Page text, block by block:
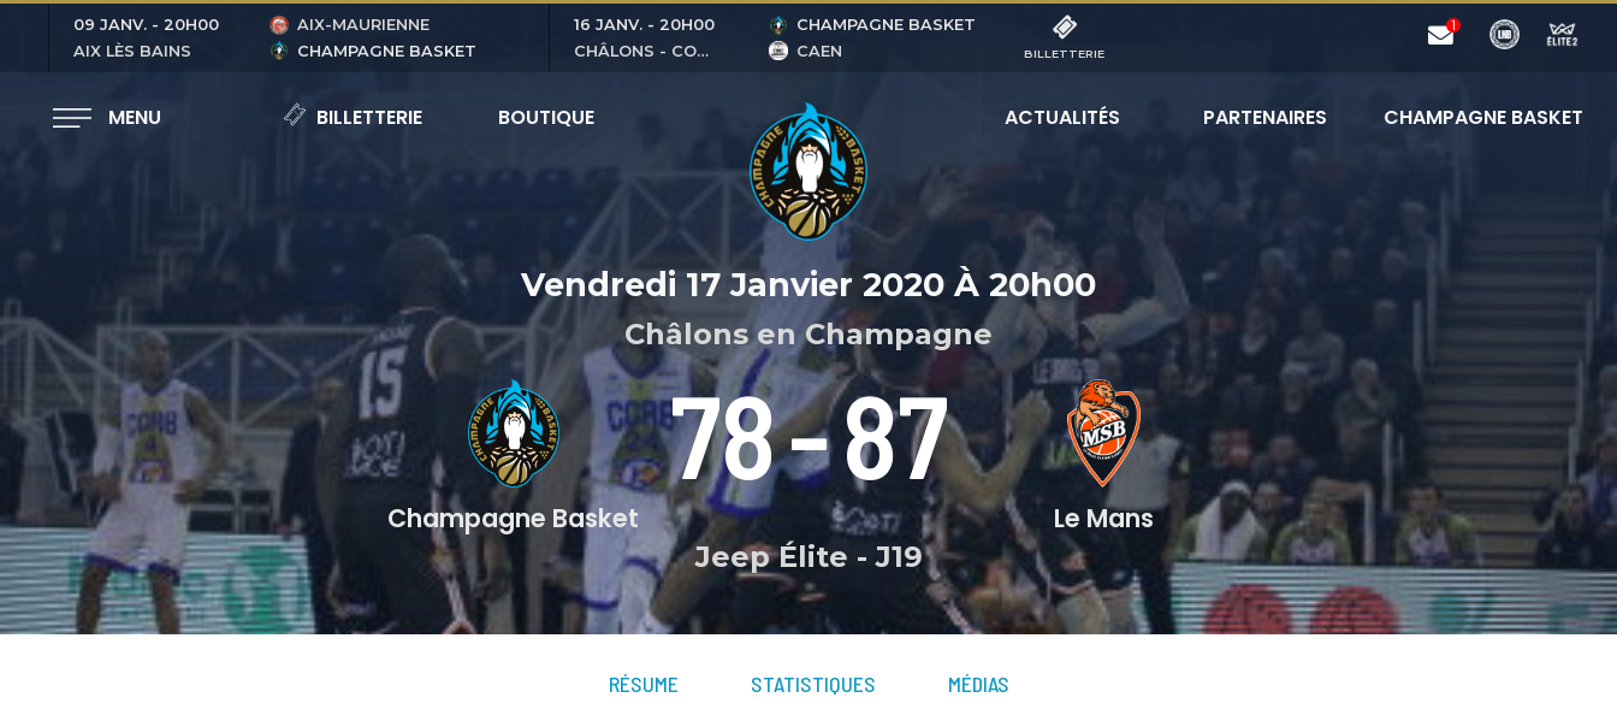
09 JANV. - 20H00
AIX LÈS BAINS
CHAMPAGNE BASKET
AIX-MAURIENNE 16 JANV. - 20H00
CHÂLONS - COUBERTIN
CHAMPAGNE BASKET
CAEN
BILLETTERIE
MENU BILLETTERIE BOUTIQUE ACTUALITÉS PARTENAIRES CHAMPAGNE BASKET
Vendredi 17 Janvier 2020 À 20h00
Châlons en Champagne
Champagne Basket
78-87
Le Mans
Jeep Élite -J19
RÉSUME STATISTIQUES MÉDIAS